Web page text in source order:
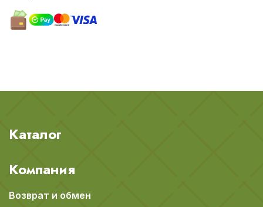
Каталог
Компания
Возврат и обмен